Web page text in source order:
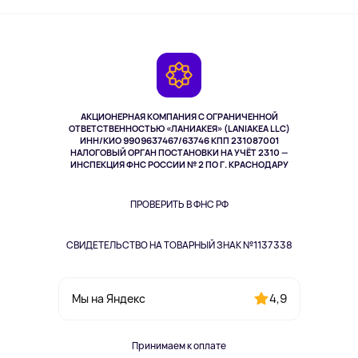
АКЦИОНЕРНАЯ КОМПАНИЯ С ОГРАНИЧЕННОЙ
ОТВЕТСТВЕННОСТЬЮ «ЛАНИАКЕЯ» (LANIAKEA LLC)
ИНН/КИО 9909637467/63746 КПП 231087001
НАЛОГОВЫЙ ОРГАН ПОСТАНОВКИ НА УЧЁТ 2310 —
ИНСПЕКЦИЯ ФНС РОССИИ № 2 ПО Г. КРАСНОДАРУ
ПРОВЕРИТЬ В ФНС РФ
СВИДЕТЕЛЬСТВО НА ТОВАРНЫЙ ЗНАК №1137338
Мы на Яндекс 4,9
Принимаем к оплате
Здоровье питомцев
Одежда и аксессуары